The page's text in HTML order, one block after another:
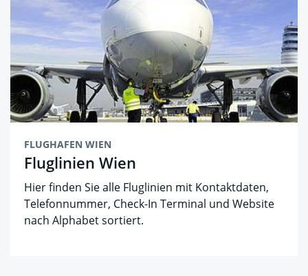
FLUGHAFEN WIEN
Fluglinien Wien
Hier finden Sie alle Fluglinien mit Kontaktdaten,
Telefonnummer, Check-In Terminal und Website
nach Alphabet sortiert.